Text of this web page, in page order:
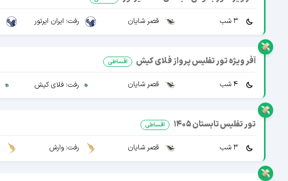
قصر شایان رفت: ایران ایرتور
آفر ویژه تور تفلیس پرواز فلای کیش اقساطی
قصر شایان رفت: فلای کیش
تور تفلیس تابستان 1405 اقساطی
قصر شایان رفت: وارش